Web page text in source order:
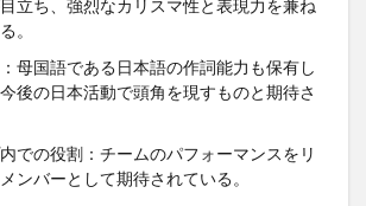
立ち、強烈なカリスマ性と表現力を兼ね
。
母国語である日本語の作詞能力も保有し
後の日本活動で頭角を現すものと期待さ
での役割：チームのパフォーマンスをリ
ンバーとして期待されている。